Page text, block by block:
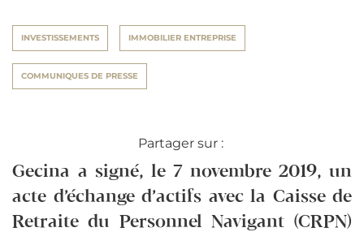
INVESTISSEMENTS IMMOBILIER ENTREPRISE
COMMUNIQUES DE PRESSE
Partager sur :
Gecina a signé, le 7 novembre 2019, un
acte d’échange d’actifs avec la Caisse de
Retraite du Personnel Navigant (CRPN)